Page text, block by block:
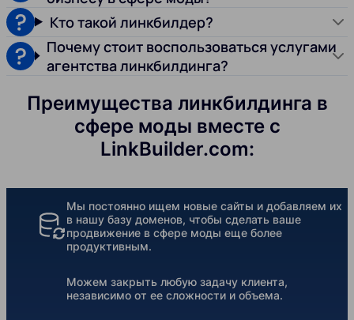
Кто такой линкбилдер?
Почему стоит воспользоваться услугами
агентства линкбилдинга?
Преимущества линкбилдинга в
сфере моды вместе с
LinkBuilder.com:
Мы постоянно ищем новые сайты и добавляем их
в нашу базу доменов, чтобы сделать ваше
продвижение в сфере моды еще более
продуктивным.
Можем закрыть любую задачу клиента,
независимо от ее сложности и объема.